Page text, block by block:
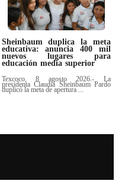
Sheinbaum duplica la meta
educativa: anuncia 400 mil
nuevos lugares para
educación media superior
Texcoco, 8 agosto 2026.- La
presidenta Claudia Sheinbaum Pardo
duplicó la meta de apertura ...